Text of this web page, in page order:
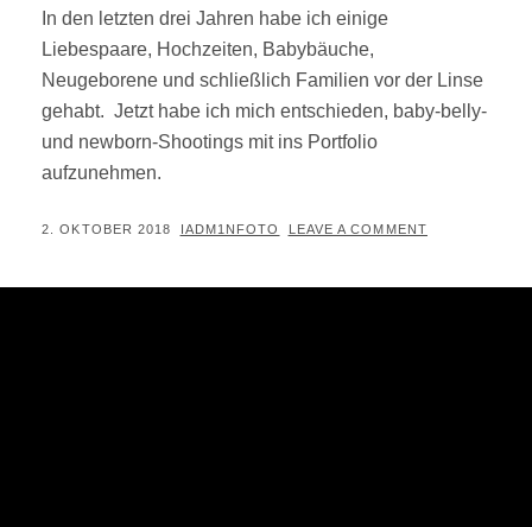
In den letzten drei Jahren habe ich einige
Liebespaare, Hochzeiten, Babybäuche,
Neugeborene und schließlich Familien vor der Linse
gehabt. Jetzt habe ich mich entschieden, baby-belly-
und newborn-Shootings mit ins Portfolio
aufzunehmen.
POSTED
2. OKTOBER 2018 BY
IADM1NFOTO LEAVE A COMMENT